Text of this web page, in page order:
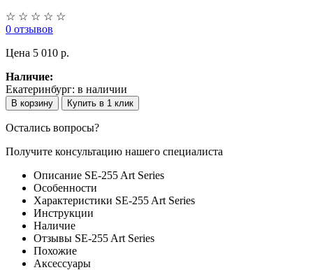
☆ ☆ ☆ ☆ ☆
0 отзывов
Цена 5 010 p.
Наличие:
Екатеринбург: в наличии
В корзину Купить в 1 клик
Остались вопросы?
Получите консультацию нашего специалиста
Описание SE-255 Art Series
Особенности
Характеристики SE-255 Art Series
Инструкции
Наличие
Отзывы SE-255 Art Series
Похожие
Аксессуары